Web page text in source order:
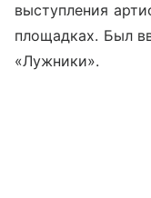
выступления
площадках. Был
«Лужники».